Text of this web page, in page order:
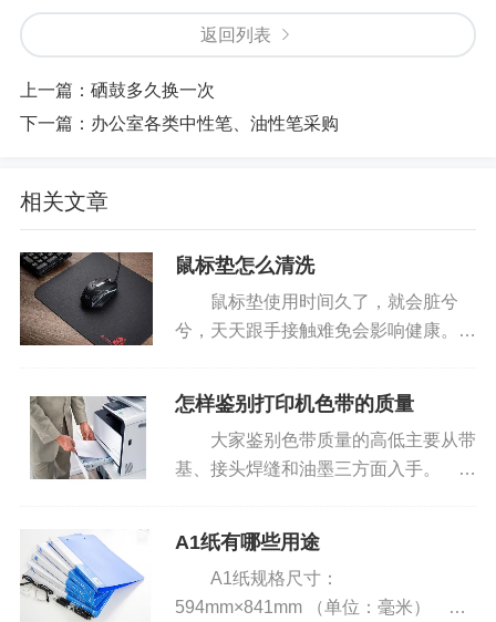
功能的打印设备的价格中包含了自动双面打印单元
的成本。
两者的打印过程也是不同的，自动双面依靠电
脑内设置双面打印，无需人工干预，打印另外一面
预。
手动双面需要在电脑内设置双面打印，打印机
内的纸张无法自动翻转，在打印完成文件的奇（或
偶）数页后，电脑或打印机显示屏幕提示需人工手
行另外一面的打印。
自动双面打印功能在商务设备中配备较多，主
要以激光类设备为主，而少量的定位于商用的喷墨
对于用户而言，花少的钱买到满足自身需求的
产品当然是划算的，但是如果用户很少会用到自动
返回列表
上一篇： 硒鼓多久换一次
下一篇： 办公室各类中性笔、油性笔采购
相关文章
鼠标垫怎么清洗
鼠标垫使用时间久了，就会脏兮
兮，天天跟手接触难免会影响健康。其
面为大家介绍几种最常见的材质鼠标垫
的清洗方法。 一、鼠标垫能洗吗...
怎样鉴别打印机色带的质量
大家鉴别色带质量的高低主要从带
基、接头焊缝和油墨三方面入手。
带使用寿命和油墨附着渗透的能力。市
场上用的带基分为尼龙6和尼龙6...
A1纸有哪些用途
A1纸规格尺寸：
594mm×841mm （单位：毫米）